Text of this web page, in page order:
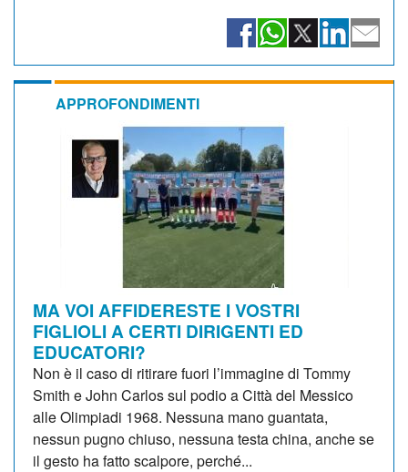
APPROFONDIMENTI
MA VOI AFFIDERESTE I VOSTRI
FIGLIOLI A CERTI DIRIGENTI ED
EDUCATORI?
Non è il caso di ritirare fuori l’immagine di Tommy
Smith e John Carlos sul podio a Città del Messico
alle Olimpiadi 1968. Nessuna mano guantata,
nessun pugno chiuso, nessuna testa china, anche se
il gesto ha fatto scalpore, perché...